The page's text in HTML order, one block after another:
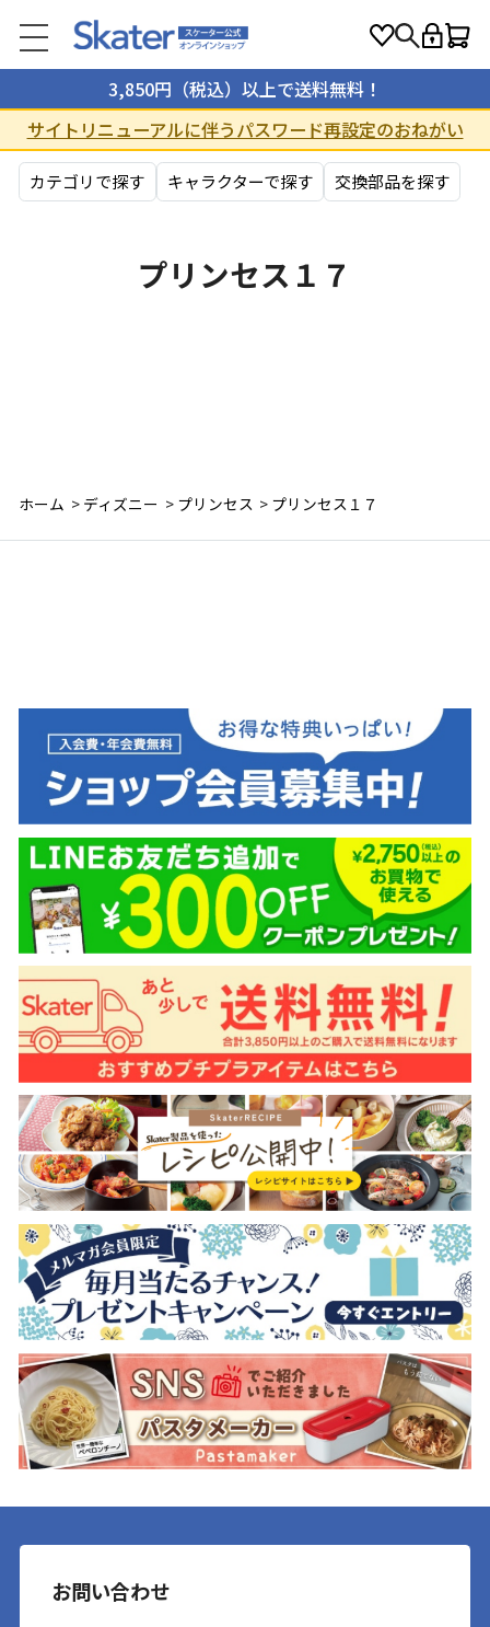
3,850円（税込）以上で送料無料！
サイトリニューアルに伴うパスワード再設定のおねがい
カテゴリで探す キャラクターで探す 交換部品を探す
プリンセス１７
ホーム > ディズニー > プリンセス > プリンセス１７
お問い合わせ